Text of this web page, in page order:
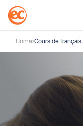
Home Cours de français